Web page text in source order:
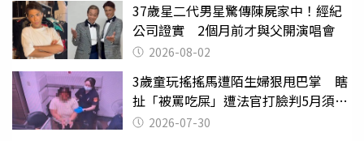
37歲星二代男星驚傳陳屍家中！經紀
公司證實 2個月前才與父開演唱會
2026-08-02
3歲童玩搖搖馬遭陌生婦狠甩巴掌 瞎
扯「被罵吃屎」遭法官打臉判5月須入
監 2026-07-30